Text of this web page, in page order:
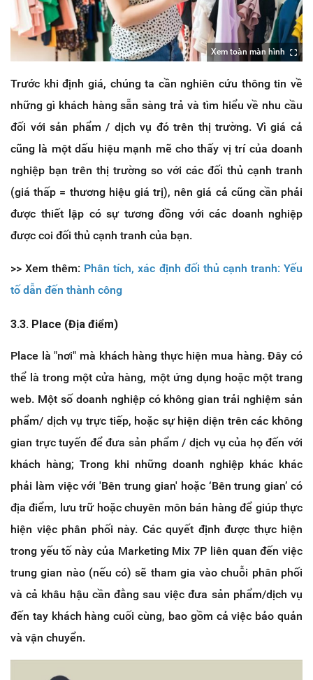
Xem toàn màn hình
Trước khi định giá, chúng ta cần nghiên cứu thông tin về
những gì khách hàng sẵn sàng trả và tìm hiểu về nhu cầu
đối với sản phẩm / dịch vụ đó trên thị trường. Vì giá cả
cũng là một dấu hiệu mạnh mẽ cho thấy vị trí của doanh
nghiệp bạn trên thị trường so với các đối thủ cạnh tranh
(giá thấp = thương hiệu giá trị), nên giá cả cũng cần phải
được thiết lập có sự tương đồng với các doanh nghiệp
được coi đối thủ cạnh tranh của bạn.
>> Xem thêm: Phân tích, xác định đối thủ cạnh tranh: Yếu
tố dẫn đến thành công
3.3. Place (Địa điểm)
Place là "nơi" mà khách hàng thực hiện mua hàng. Đây có
thể là trong một cửa hàng, một ứng dụng hoặc một trang
web. Một số doanh nghiệp có không gian trải nghiệm sản
phẩm/ dịch vụ trực tiếp, hoặc sự hiện diện trên các không
gian trực tuyến để đưa sản phẩm / dịch vụ của họ đến với
khách hàng; Trong khi những doanh nghiệp khác khác
phải làm việc với 'Bên trung gian' hoặc ‘Bên trung gian’ có
địa điểm, lưu trữ hoặc chuyên môn bán hàng để giúp thực
hiện việc phân phối này. Các quyết định được thực hiện
trong yếu tố này của Marketing Mix 7P liên quan đến việc
trung gian nào (nếu có) sẽ tham gia vào chuỗi phân phối
và cả khâu hậu cần đằng sau việc đưa sản phẩm/dịch vụ
đến tay khách hàng cuối cùng, bao gồm cả việc bảo quản
và vận chuyển.